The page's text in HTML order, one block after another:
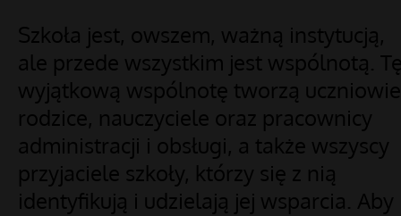
Szkoła jest, owszem, ważną instytucją,
ale przede wszystkim jest wspólnotą.
wyjątkową wspólnotę tworzą
rodzice, nauczyciele oraz pracownicy
administracji i obsługi, a także wszyscy
przyjaciele szkoły, którzy się z nią
identyfikują i udzielają jej wsparcia. Aby